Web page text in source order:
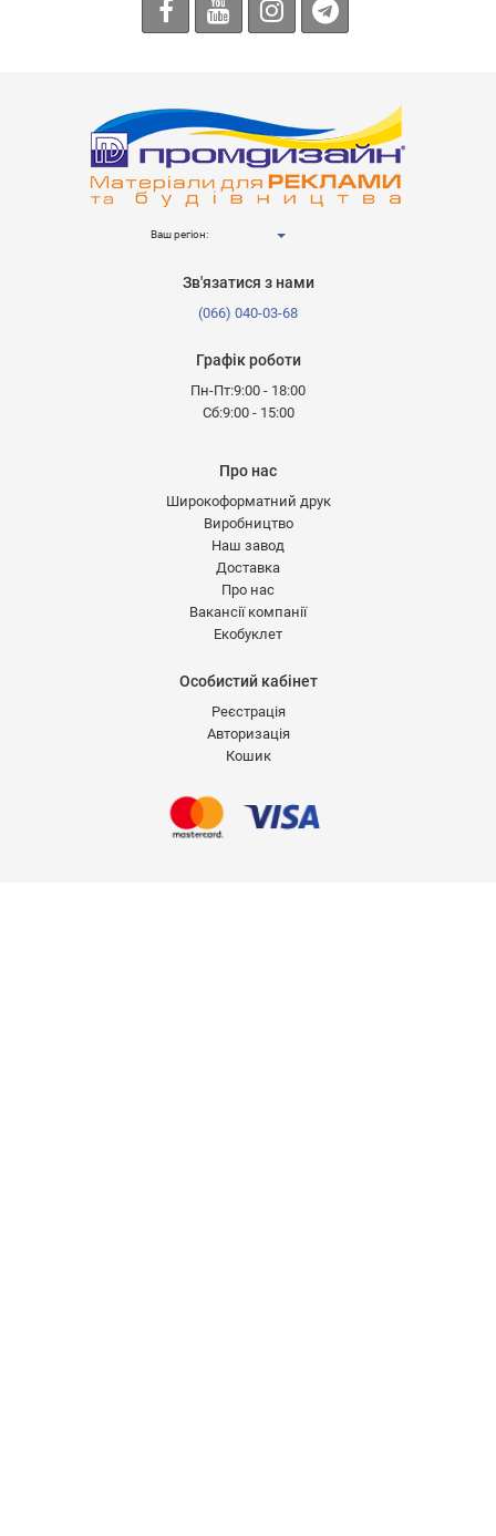
Ваш регіон:
Зв'язатися з нами
(066) 040-03-68
Графік роботи
Пн-Пт:9:00 - 18:00
Сб:9:00 - 15:00
Про нас
Широкоформатний друк
Виробництво
Наш завод
Доставка
Про нас
Вакансії компанії
Екобуклет
Особистий кабінет
Реєстрація
Авторизація
Кошик